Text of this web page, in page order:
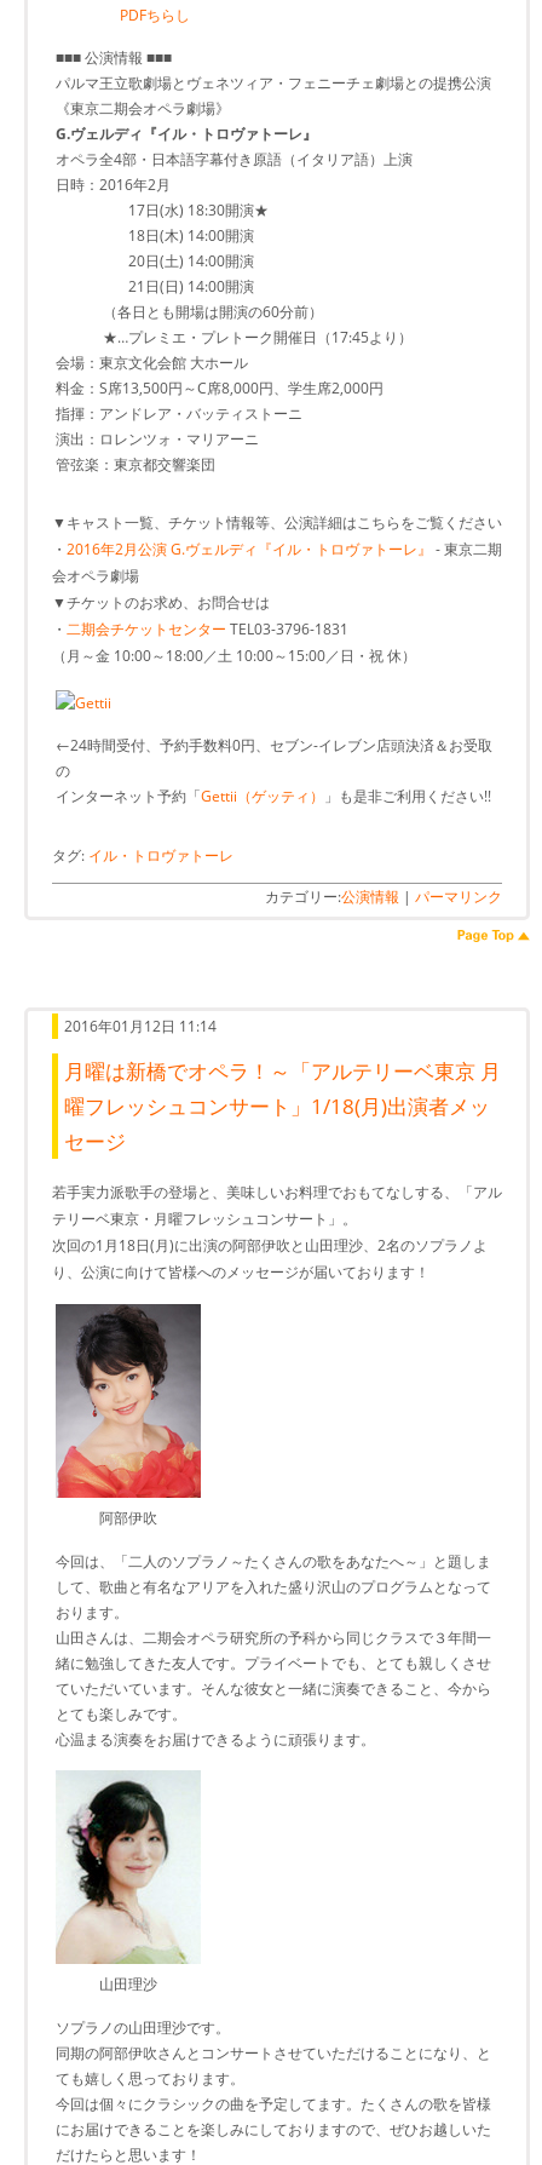
PDFちらし
■■■ 公演情報 ■■■
パルマ王立歌劇場とヴェネツィア・フェニーチェ劇場との提携公演
《東京二期会オペラ劇場》
G.ヴェルディ『イル・トロヴァトーレ』
オペラ全4部・日本語字幕付き原語（イタリア語）上演
日時：2016年2月
17日(水) 18:30開演★
18日(木) 14:00開演
20日(土) 14:00開演
21日(日) 14:00開演
（各日とも開場は開演の60分前）
★…プレミエ・プレトーク開催日（17:45より）
会場：東京文化会館 大ホール
料金：S席13,500円～C席8,000円、学生席2,000円
指揮：アンドレア・バッティストーニ
演出：ロレンツォ・マリアーニ
管弦楽：東京都交響楽団
▼キャスト一覧、チケット情報等、公演詳細はこちらをご覧ください
・ 2016年2月公演 G.ヴェルディ『イル・トロヴァトーレ』 - 東京二期
会オペラ劇場
▼チケットのお求め、お問合せは
・ 二期会チケットセンター TEL03-3796-1831
（月～金 10:00～18:00／土 10:00～15:00／日・祝 休）
←24時間受付、予約手数料0円、セブン-イレブン店頭決済＆お受取
の
インターネット予約「Gettii（ゲッティ） 」も是非ご利用ください!!
タグ: イル・トロヴァトーレ
カテゴリー:公演情報 | パーマリンク
2016年01月12日 11:14
月曜は新橋でオペラ！～「アルテリーベ東京 月
曜フレッシュコンサート」1/18(月)出演者メッ
セージ
若手実力派歌手の登場と、美味しいお料理でおもてなしする、「アル
テリーベ東京・月曜フレッシュコンサート」。
次回の1月18日(月)に出演の阿部伊吹と山田理沙、2名のソプラノよ
り、公演に向けて皆様へのメッセージが届いております！
阿部伊吹
今回は、「二人のソプラノ～たくさんの歌をあなたへ～」と題しま
して、歌曲と有名なアリアを入れた盛り沢山のプログラムとなって
おります。
山田さんは、二期会オペラ研究所の予科から同じクラスで３年間一
緒に勉強してきた友人です。プライベートでも、とても親しくさせ
ていただいています。そんな彼女と一緒に演奏できること、今から
とても楽しみです。
心温まる演奏をお届けできるように頑張ります。
山田理沙
ソプラノの山田理沙です。
同期の阿部伊吹さんとコンサートさせていただけることになり、と
ても嬉しく思っております。
今回は個々にクラシックの曲を予定してます。たくさんの歌を皆様
にお届けできることを楽しみにしておりますので、ぜひお越しいた
だけたらと思います！